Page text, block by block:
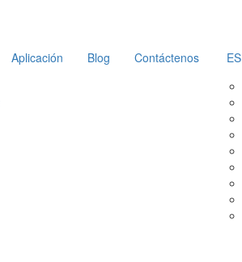
Aplicación Blog Contáctenos
ES